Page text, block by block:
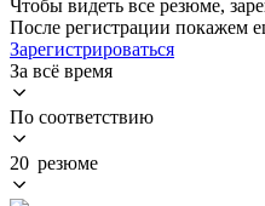
Чтобы видеть все резюме,
После регистрации покажем
Зарегистрироваться
За всё время
По соответствию
20 резюме